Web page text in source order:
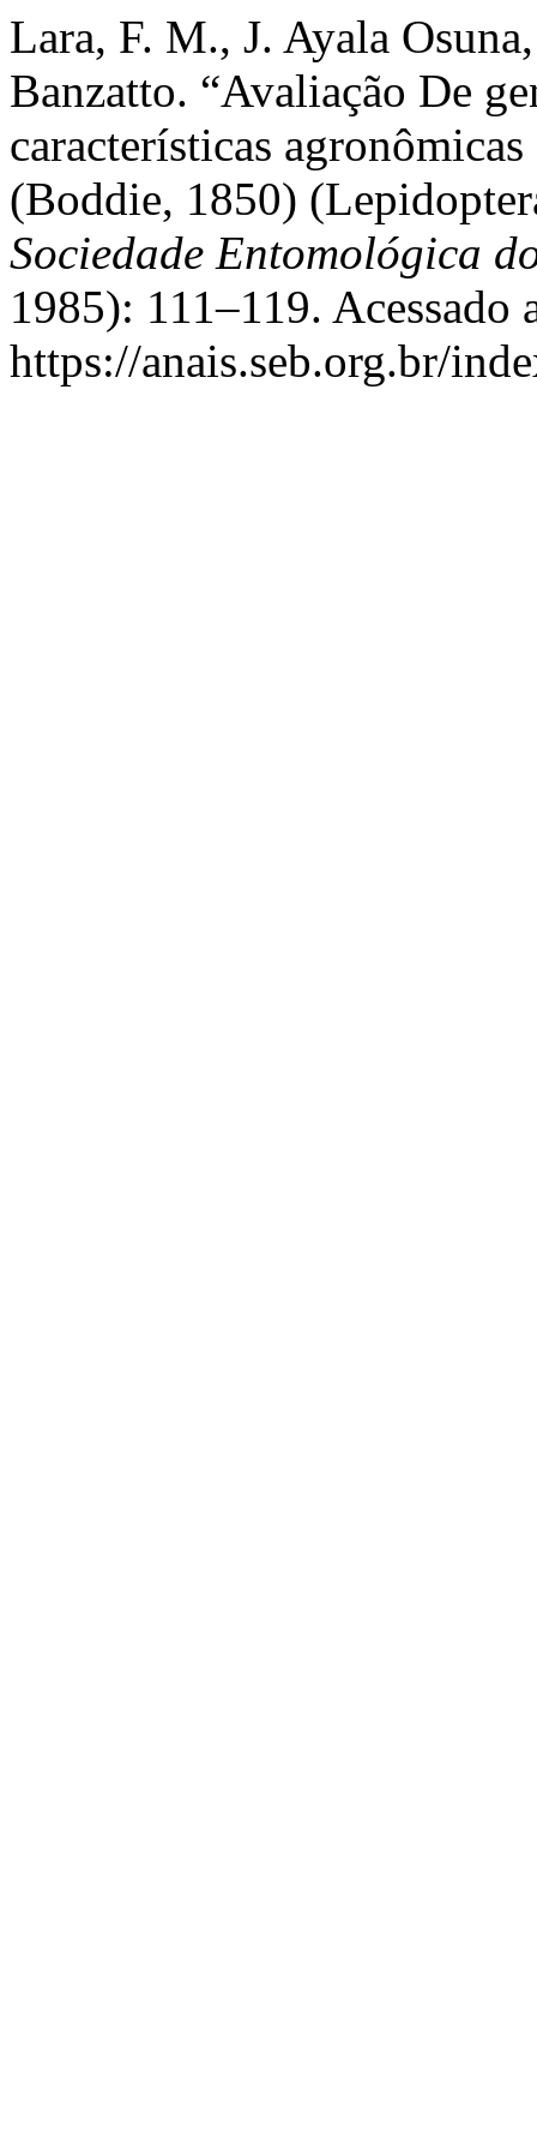
Lara, F. M., J. Ayala
Banzatto. “Avaliação De
características
(Boddie, 1850)
Sociedade Entomológica
1985): 111–119. Acessado
https://anais.seb.org.br/